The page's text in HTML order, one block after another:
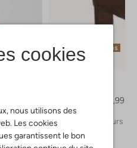
cookies
nous utilisons des
Les cookies
garantissent le bon
Dernières pièces
-50%
€ 64,99
+ autre couleurs